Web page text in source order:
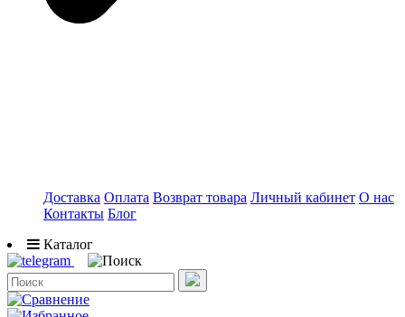
Доставка Оплата Возврат товара Личный кабинет О нас
Контакты Блог
Каталог